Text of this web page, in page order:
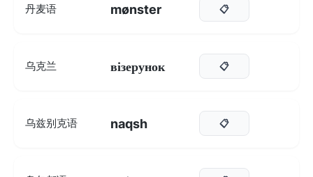
丹麦语 mønster 📋
乌克兰 візерунок 📋
乌兹别克语 naqsh 📋